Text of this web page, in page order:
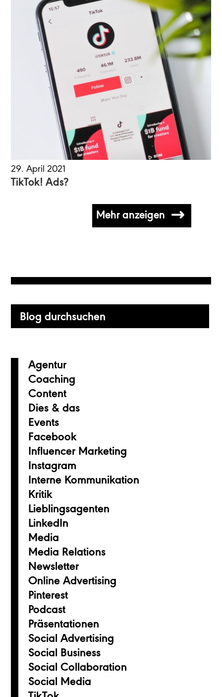
29. April 2021
TikTok! Ads?
Mehr anzeigen
Primary
Sidebar
Blog
durchsuchen
Agentur
Coaching
Content
Dies & das
Events
Facebook
Influencer Marketing
Instagram
Interne Kommunikation
Kritik
Lieblingsagenten
LinkedIn
Media
Media Relations
Newsletter
Online Advertising
Pinterest
Podcast
Präsentationen
Social Advertising
Social Business
Social Collaboration
Social Media